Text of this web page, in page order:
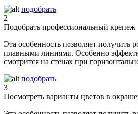
подобрать
2
Подобрать профессиональный крепеж
Эта особенность позволяет получить
плавными линиями. Особенно
смотрится на стенах при
подобрать
3
Посмотреть варианты цветов в